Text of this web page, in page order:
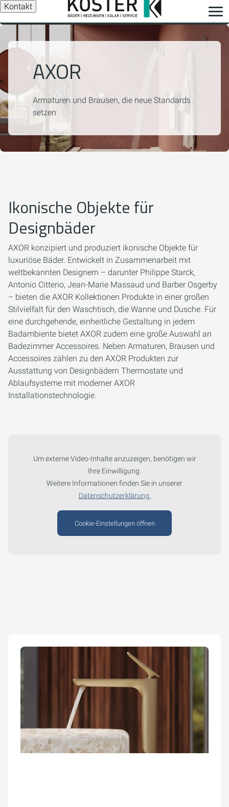
Kontakt
AXOR
Armaturen und Brausen, die neue Standards
setzen
Ikonische Objekte für
Designbäder
AXOR konzipiert und produziert ikonische Objekte für
luxuriöse Bäder. Entwickelt in Zusammenarbeit mit
weltbekannten Designern – darunter Philippe Starck,
Antonio Citterio, Jean-Marie Massaud und Barber Osgerby
– bieten die AXOR Kollektionen Produkte in einer großen
Stilvielfalt für den Waschtisch, die Wanne und Dusche. Für
eine durchgehende, einheitliche Gestaltung in jedem
Badambiente bietet AXOR zudem eine große Auswahl an
Badezimmer Accessoires. Neben Armaturen, Brausen und
Accessoires zählen zu den AXOR Produkten zur
Ausstattung von Designbädern Thermostate und
Ablaufsysteme mit moderner AXOR
Installationstechnologie.
Um externe Video-Inhalte anzuzeigen, benötigen wir
Ihre Einwilligung.
Weitere Informationen finden Sie in unserer
Datenschutzerklärung.
Cookie-Einstellungen öffnen